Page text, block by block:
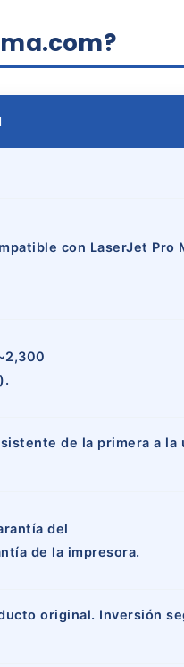
con LaserJet Pro
de la primera a la
del
de la impresora.
original. Inversión